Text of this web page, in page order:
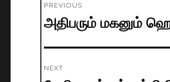
navigation
PREVIOUS
Previous
அதிபரும் மகனும்
NEXT